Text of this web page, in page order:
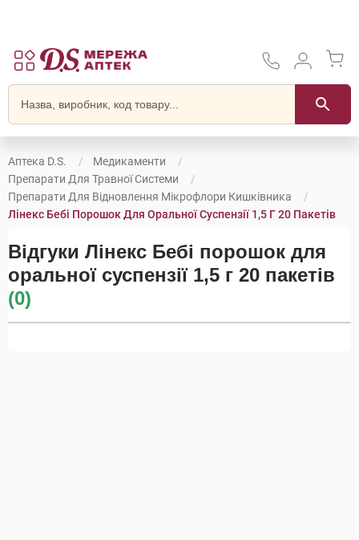
Аптека D.S.
Медикаменти
Препарати Для Травної Системи
Препарати Для Відновлення Мікрофлори Кишківника
Лінекс Бебі Порошок Для Оральної Суспензії 1,5 Г 20 Пакетів
Відгуки Лінекс Бебі порошок для
оральної суспензії 1,5 г 20 пакетів
(0)